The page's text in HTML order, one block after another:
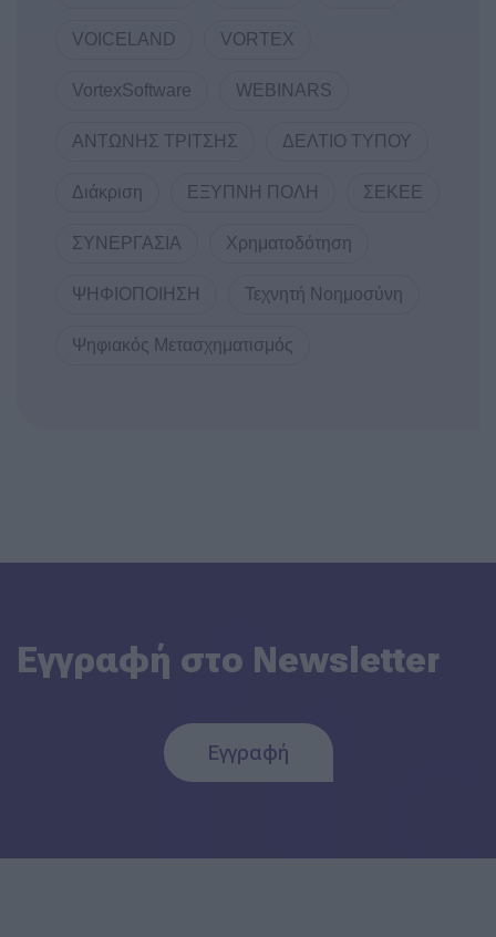
VOICELAND VORTEX
VortexSoftware WEBINARS
ΑΝΤΩΝΗΣ ΤΡΙΤΣΗΣ ΔΕΛΤΙΟ ΤΥΠΟΥ
Διάκριση ΕΞΥΠΝΗ ΠΟΛΗ ΣΕΚΕΕ
ΣΥΝΕΡΓΑΣΙΑ Χρηματοδότηση
ΨΗΦΙΟΠΟΙΗΣΗ Τεχνητή Νοημοσύνη
Ψηφιακός Μετασχηματισμός
Εγγραφή στο Newsletter
Εγγραφή